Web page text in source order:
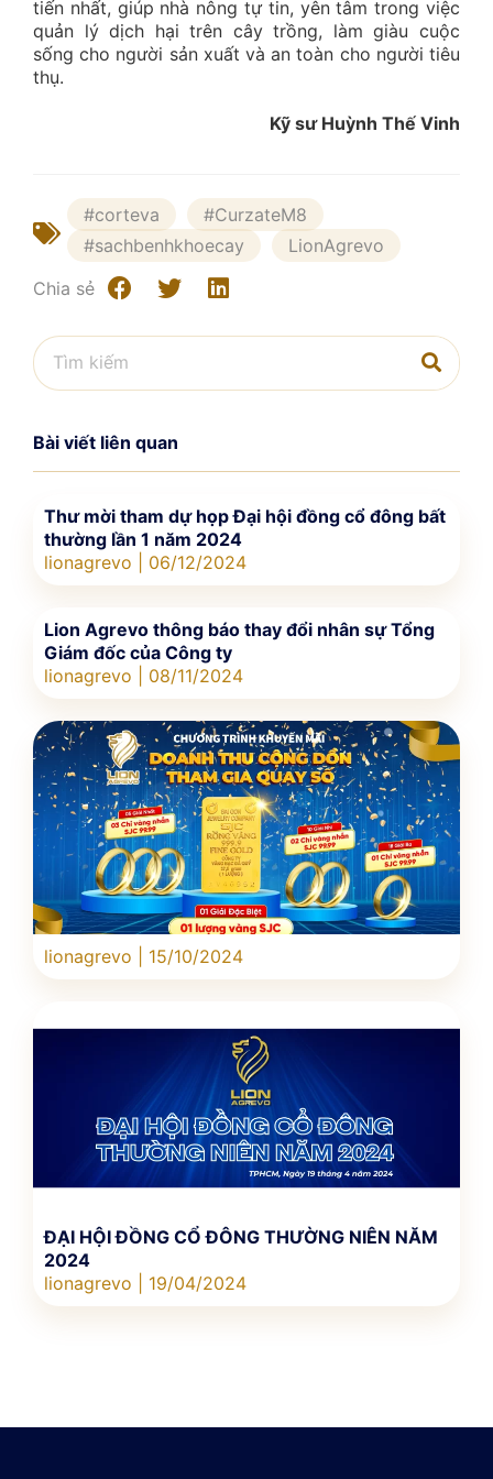
tiến nhất, giúp nhà nông tự tin, yên tâm trong việc
quản lý dịch hại trên cây trồng, làm giàu cuộc
sống cho người sản xuất và an toàn cho người tiêu
thụ.
Kỹ sư Huỳnh Thế Vinh
#corteva
#CurzateM8
#sachbenhkhoecay
LionAgrevo
Chia sẻ
Bài viết liên quan
Thư mời tham dự họp Đại hội đồng cổ đông bất
thường lần 1 năm 2024
lionagrevo
06/12/2024
Lion Agrevo thông báo thay đổi nhân sự Tổng
Giám đốc của Công ty
lionagrevo
08/11/2024
lionagrevo 15/10/2024
ĐẠI HỘI ĐỒNG CỔ ĐÔNG THƯỜNG NIÊN NĂM
2024
lionagrevo
19/04/2024